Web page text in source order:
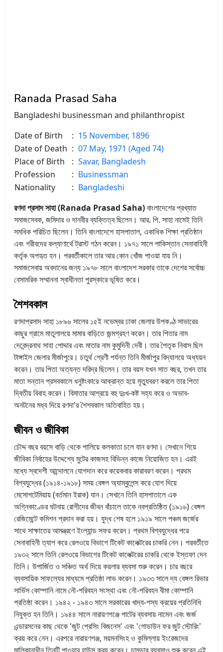
Ranada Prasad Saha
Bangladeshi businessman and philanthropist
Date of Birth
: 15 November, 1896
Date of Death : 07 May, 1971 (Aged 74)
Place of Birth
: Savar, Bangladesh
Profession
: Businessman
Nationality
: Bangladeshi
রণদা প্রসাদ সাহা (Ranada Prasad Saha)বাংলাদেশের প্রখ্যাত
সমাজসেবক, জমিদার ও দানবীর ব্যক্তিত্ব ছিলেন। আর. পি. সাহা নামেই তিনি
সমধিক পরিচিত ছিলেন। তিনি বাংলাদেশে হাসপাতাল, একাধিক শিক্ষা প্রতিষ্ঠান
এবং গরীবদের কল্যাণার্থে ট্রাস্ট গঠন করেন। ১৯৭১ সালে পাকিস্তান সেনাবাহিনী
কর্তৃক অপহৃত হন। পরবর্তীকালে তার আর কোন খোঁজ পাওয়া যায় নি।
সমাজসেবায় অবদানের জন্য ১৯৭৮ সালে বাংলাদেশ সরকার তাকে দেশের সর্বোচ্চ
বেসামরিক সম্মাননা স্বাধীনতা পুরস্কারে ভূষিত করে।
শৈশবকাল
রণদাপ্রসাদ সাহা ১৮৯৬ সালের ১৫ই নভেম্বর ঢাকা জেলার উপকণ্ঠ সাভারের
কাছুর গ্রামে মাতুলালয়ে মামার বাড়িতে জন্মগ্রহণ করেন। তার পিতার নাম
দেবেন্দ্রনাথ সাহা পোদ্দার এবং মাতার নাম কুমুদিনী দেবী। তার পৈতৃক নিবাস ছিল
টাঙ্গাইল জেলার মীর্জাপুরে। চতুর্থ শ্রেণী পর্যন্ত তিনি মীর্জাপুর বিদ্যালয়ে অধ্যয়ন
করেন। তার পিতা অত্যন্ত দরিদ্র ছিলেন। তার বয়স যখন সাত বছর, তখন তার
মাতা সন্তান প্রসবকালে ধনুষ্টংকারে আক্রান্ত হয়ে মৃত্যুবরণ করলে তার পিতা
দ্বিতীয় বিবাহ করেন। বিমাতার আশ্রয়ে বহু দুঃখ-কষ্ট সহ্য করে ও অভাব-
অনটনের মধ্য দিয়ে রণদা'র শৈশবকাল অতিবাহিত হয়।
জীবন ও জীবিকা
চৌদ্দ বছর বয়সে বাড়ি থেকে পালিয়ে কলকাতা চলে যান রণদা। সেখানে গিয়ে
জীবিকা নির্বাহের উদ্দেশ্যে মুটের কাজসহ বিভিন্ন কাজে নিয়োজিত হন। এরই
মধ্যে স্বদেশী আন্দোলনে যোগদান করে কয়েকবার কারাবরণ করেন। প্রথম
বিশ্বযুদ্ধের (১৯১৪-১৯১৮) সময় বেঙ্গল অ্যাম্বুলেন্স করে যোগ দিয়ে
মেসোপটেমিয়ায় (বর্তমান ইরাক) যান। সেখানে তিনি হাসপাতালে এক
অগ্নিকাণ্ডের ঘটনায় রোগীদের জীবন বাঁচালে তাকে নবপ্রতিষ্ঠিত (১৯১৬) বেঙ্গল
রেজিমেন্টে কমিশন প্রদান করা হয়। যুদ্ধ শেষ হলে ১৯১৯ সালে পঞ্চম জর্জের
সাথে সাক্ষাতের আমন্ত্রণে ইংল্যান্ড সফর করেন। প্রথম বিশ্বযুদ্ধের পরে
সেনাবাহিনী ত্যাগ করে রেলওয়ে বিভাগে টিকেট কালেক্টরের চাকরি নেন। পরবর্তীতে
১৯৩২ সালে তিনি রেলওয়ে বিভাগের টিকেট কালেক্টরের চাকরি থেকে ইস্তফা দেন
তিনি। উপার্জিত ও সঞ্চিত অর্থ দিয়ে কয়লার ব্যবসা শুরু করেন। চার বছরে
ব্যবসায়িক সাফল্যের মাধ্যমে প্রতিষ্ঠা লাভ করেন। ১৯৩৩ সালে দ্য বেঙ্গল রিভার
সার্ভিস কোম্পানি নামে নৌ-পরিবহন সংস্থা এবং নৌ-পরিবহন বীমা কোম্পানি
প্রতিষ্ঠা করেন। ১৯৪২ - ১৯৪৩ সালে সরকারের খাদ্য-শস্য ক্রয়ের প্রতিনিধি
নিযুক্ত হন তিনি। ১৯৪৪ সালে নারায়ণগঞ্জে পাটের ব্যবসায় নামেন এবং জর্জ
এন্ডারসনের কাছ থেকে 'জুট প্রেসিং বিজনেস' এবং 'গোডাউন ফর জুট স্টোরিং'
ক্রয় করে নেন। এরপরে নারায়ণগঞ্জ, ময়মনসিংহ ও কুমিল্লায় ইংরেজদের